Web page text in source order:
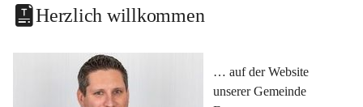
Herzlich willkommen
… auf der Website
unserer Gemeinde